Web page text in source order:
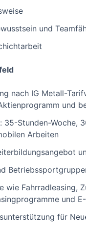
und
nach IG Metall-
und
35-Stunden-Woche,
Arbeiten
wie Fahrradleasing,
und
für